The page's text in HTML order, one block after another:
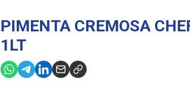
PIMENTA CREMOSA
1LT